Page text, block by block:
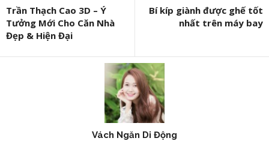
Trần Thạch Cao 3D – Ý
Tưởng Mới Cho Căn Nhà
Đẹp & Hiện Đại
Bí kíp giành được ghế tốt
nhất trên máy bay
Vách Ngăn Di Động